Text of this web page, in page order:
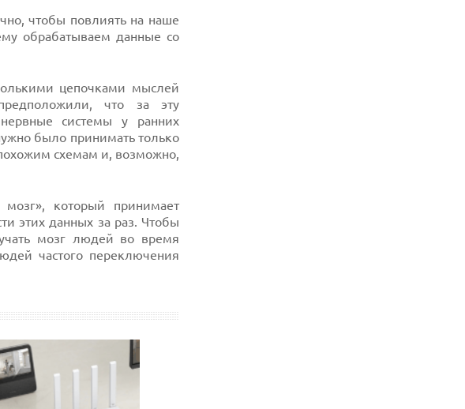
чтобы повлиять на наше
обрабатываем данные со
цепочками мыслей
что за эту
системы у ранних
было принимать только
схемам и, возможно,
который принимает
этих данных за раз. Чтобы
мозг людей во время
частого переключения